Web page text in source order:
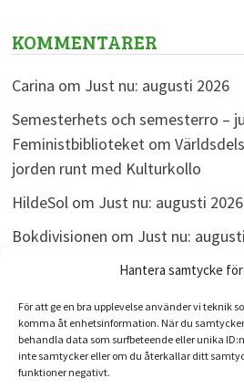
Hantera samtycke
För att ge en bra upplevelse använder vi teknik
komma åt enhetsinformation. När du
behandla data som surfbeteende eller unika
inte samtycker eller om du återkallar ditt
funktioner negativt.
KOMMENTARER
Carina om Just nu: augusti 2026
Semesterhets och semesterro –
Feministbiblioteketom
jorden runt med Kulturkollo
HildeSolom Just nu: augusti 2026
Bokdivisionen om Just nu:
Just nu: augusti 2026
ARKIV